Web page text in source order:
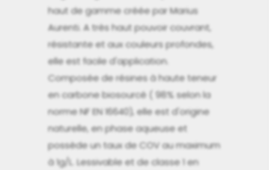
haut de gamme créée par Marius
Aurenti. A très haut pouvoir couvrant,
résistante et aux couleurs profondes,
elle est facile d'application.
Composée de résines à haute teneur
en carbone biosourcé ( 98% selon la
norme NF EN 16640), elle est d'origine
naturelle, en phase aqueuse et
possède un taux de COV au maximum
à 1g/L. Lessivable et de classe 1 en